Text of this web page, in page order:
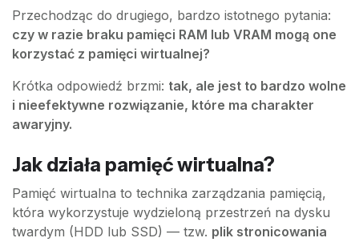
Przechodząc do drugiego, bardzo istotnego pytania:
czy w razie braku pamięci RAM lub VRAM mogą one
korzystać z pamięci wirtualnej?
Krótka odpowiedź brzmi: tak, ale jest to bardzo wolne
i nieefektywne rozwiązanie, które ma charakter
awaryjny.
Jak działa pamięć wirtualna?
Pamięć wirtualna to technika zarządzania pamięcią,
która wykorzystuje wydzieloną przestrzeń na dysku
twardym (HDD lub SSD) — tzw. plik stronicowania